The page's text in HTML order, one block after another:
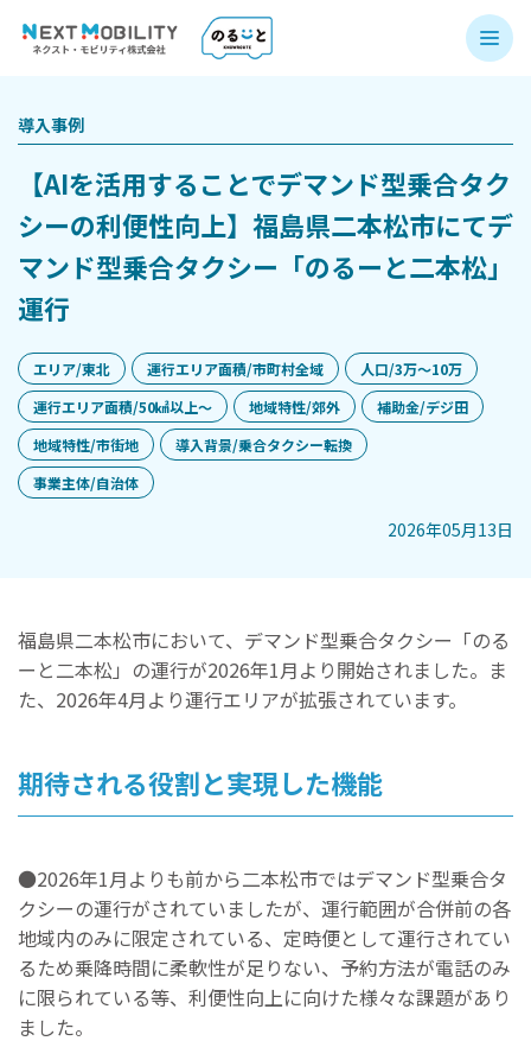
導入事例
【AIを活用することでデマンド型乗合タク
シーの利便性向上】福島県二本松市にてデ
マンド型乗合タクシー「のるーと二本松」
運行
エリア/東北 運行エリア面積/市町村全域
人口/3万〜10万
運行エリア面積/50㎢以上〜
地域特性/郊外
補助金/デジ田
地域特性/市街地
導入背景/乗合タクシー転換
事業主体/自治体
2026年05月13日
福島県二本松市において、デマンド型乗合タクシー「のる
ーと二本松」の運行が2026年1月より開始されました。ま
た、2026年4月より運行エリアが拡張されています。
期待される役割と実現した機能
●2026年1月よりも前から二本松市ではデマンド型乗合タ
クシーの運行がされていましたが、運行範囲が合併前の各
地域内のみに限定されている、定時便として運行されてい
るため乗降時間に柔軟性が足りない、予約方法が電話のみ
に限られている等、利便性向上に向けた様々な課題があり
ました。